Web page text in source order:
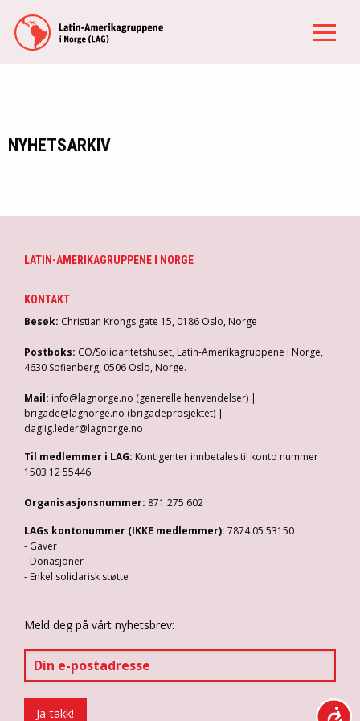
NYHETSARKIV
LATIN-AMERIKAGRUPPENE I NORGE
KONTAKT
Besøk: Christian Krohgs gate 15, 0186 Oslo, Norge
Postboks: CO/Solidaritetshuset, Latin-Amerikagruppene i Norge,
4630 Sofienberg, 0506 Oslo, Norge.
Mail: info@lagnorge.no (generelle henvendelser) |
brigade@lagnorge.no (brigadeprosjektet) |
daglig.leder@lagnorge.no
Til medlemmer i LAG: Kontigenter innbetales til konto nummer
1503 12 55446
Organisasjonsnummer: 871 275 602
LAGs kontonummer (IKKE medlemmer): 7874 05 53150
- Gaver
- Donasjoner
- Enkel solidarisk støtte
Meld deg på vårt nyhetsbrev: